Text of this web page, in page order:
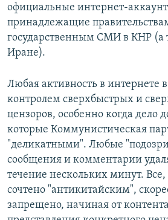
официальные интернет-
принадлежащие
государственным СМИ в КНР (а
Иране).
Любая активность в интернете
контролем сверхбыстрых и
цензоров, особенно когда дело
которые Коммунистическая
"деликатными". Любые
сообщения и комментарии
течение нескольких минут.
сочтено "антикитайским",
запрещено, начиная от